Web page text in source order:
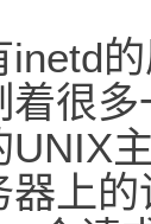
inetd
着很多
UNIX
器上